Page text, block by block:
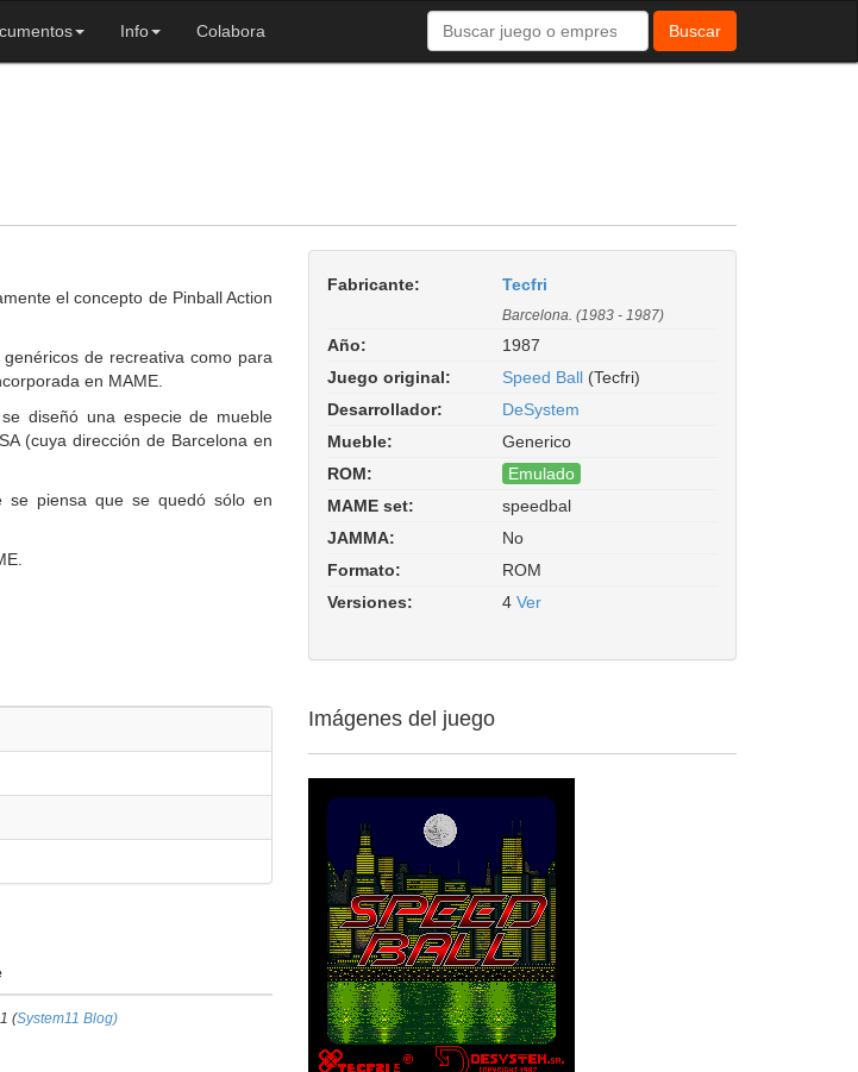
Info Colabora Buscar
el concepto de Pinball Action
de recreativa como para
en MAME.
diseñó una especie de mueble
(cuya dirección de Barcelona en
se piensa que se quedó sólo en
(System11 Blog)
Fabricante: Tecfri
Barcelona. (1983 - 1987)
Año:
1987
Juego original:
Speed Ball (Tecfri)
Desarrollador:
DeSystem
Mueble:
Generico
ROM:
Emulado
MAME set:
speedbal
tecfri/speedbal.cpp
JAMMA:
No
Formato:
ROM
Versiones:
4 Ver
Imágenes del juego